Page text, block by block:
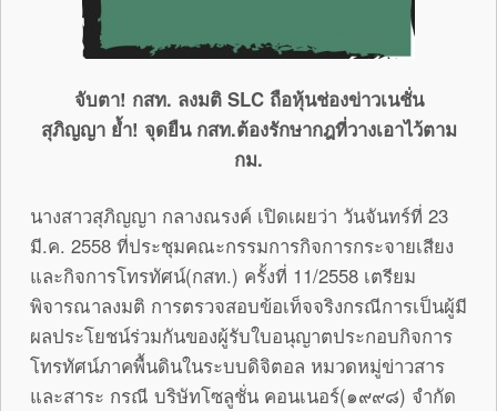
จับตา! กสท. ลงมติ SLC ถือหุ้นช่องข่าวเนชั่น
สุภิญญา ย้ำ! จุดยืน กสท.ต้องรักษากฎที่วางเอาไว้ตาม
กม.
นางสาวสุภิญญา กลางณรงค์ เปิดเผยว่า วันจันทร์ที่ 23
มี.ค. 2558 ที่ประชุมคณะกรรมการกิจการกระจายเสียง
และกิจการโทรทัศน์(กสท.) ครั้งที่ 11/2558 เตรียม
พิจารณาลงมติ การตรวจสอบข้อเท็จจริงกรณีการเป็นผู้มี
ผลประโยชน์ร่วมกันของผู้รับใบอนุญาตประกอบกิจการ
โทรทัศน์ภาคพื้นดินในระบบดิจิตอล หมวดหมู่ข่าวสาร
และสาระ กรณี บริษัทโซลูชั่น คอนเนอร์(๑๙๙๘) จำกัด